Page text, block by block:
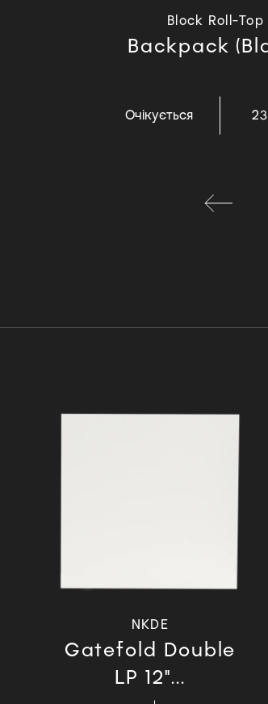
Block Roll-Top
Backpack
Очікується
NKDE
Gatefold Double
LP 12"...